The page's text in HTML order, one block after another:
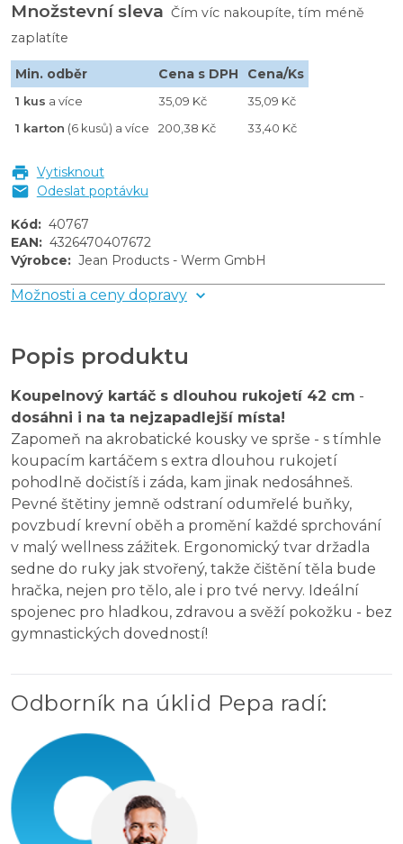
Množstevní sleva Čím víc nakoupíte, tím méně
zaplatíte
Min. odběr Cena s DPH Cena/Ks
1 kus a více 35,09 Kč
35,09 Kč
1 karton (6 kusů) a více 200,38 Kč 33,40 Kč
Vytisknout
Odeslat poptávku
Kód: 40767
EAN: 4326470407672
Výrobce: Jean Products - Werm GmbH
Možnosti a ceny dopravy
Popis produktu
Koupelnový kartáč s dlouhou rukojetí 42 cm -
dosáhni i na ta nejzapadlejší místa!
Zapomeň na akrobatické kousky ve sprše - s tímhle
koupacím kartáčem s extra dlouhou rukojetí
pohodlně dočistíš i záda, kam jinak nedosáhneš.
Pevné štětiny jemně odstraní odumřelé buňky,
povzbudí krevní oběh a promění každé sprchování
v malý wellness zážitek. Ergonomický tvar držadla
sedne do ruky jak stvořený, takže čištění těla bude
hračka, nejen pro tělo, ale i pro tvé nervy. Ideální
spojenec pro hladkou, zdravou a svěží pokožku - bez
gymnastických dovedností!
Odborník na úklid Pepa radí: